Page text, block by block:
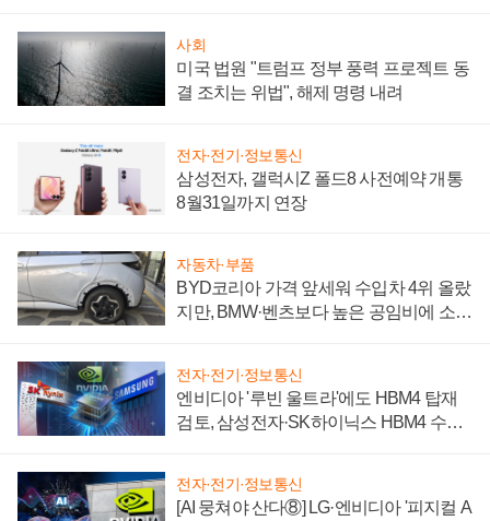
사회
미국 법원 "트럼프 정부 풍력 프로젝트 동
결 조치는 위법", 해제 명령 내려
전자·전기·정보통신
삼성전자, 갤럭시Z 폴드8 사전예약 개통
8월31일까지 연장
자동차·부품
BYD코리아 가격 앞세워 수입차 4위 올랐
지만, BMW·벤츠보다 높은 공임비에 소비
전자·전기·정보통신
엔비디아 '루빈 울트라'에도 HBM4 탑재
검토, 삼성전자·SK하이닉스 HBM4 수율
전자·전기·정보통신
[AI 뭉쳐야 산다⑧] LG·엔비디아 '피지컬 A